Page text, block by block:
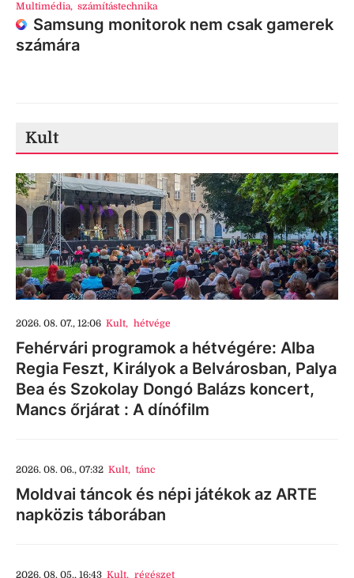
Multimédia, számítástechnika
Samsung monitorok nem csak gamerek
számára
Kult
2026. 08. 07., 12:06 Kult, hétvége
Fehérvári programok a hétvégére: Alba
Regia Feszt, Királyok a Belvárosban, Palya
Bea és Szokolay Dongó Balázs koncert,
Mancs őrjárat : A dínófilm
2026. 08. 06., 07:32 Kult, tánc
Moldvai táncok és népi játékok az ARTE
napközis táborában
2026. 08. 05., 16:43 Kult, régészet